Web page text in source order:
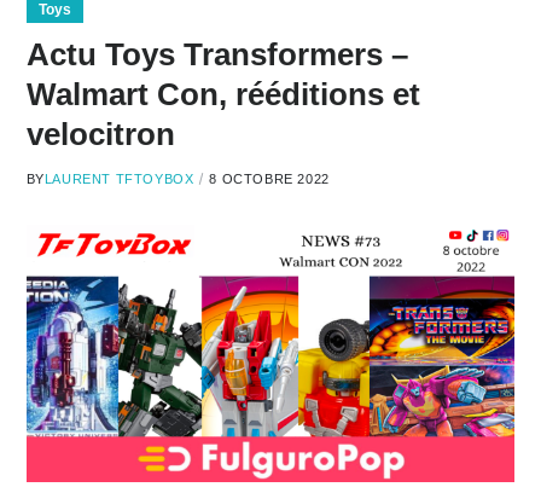
Toys
Actu Toys Transformers –
Walmart Con, rééditions et
velocitron
BYLAURENT TFTOYBOX 8 OCTOBRE 2022